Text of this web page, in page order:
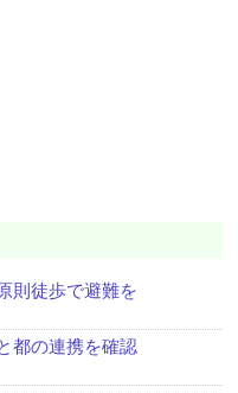
則徒歩で避難を
都の連携を確認